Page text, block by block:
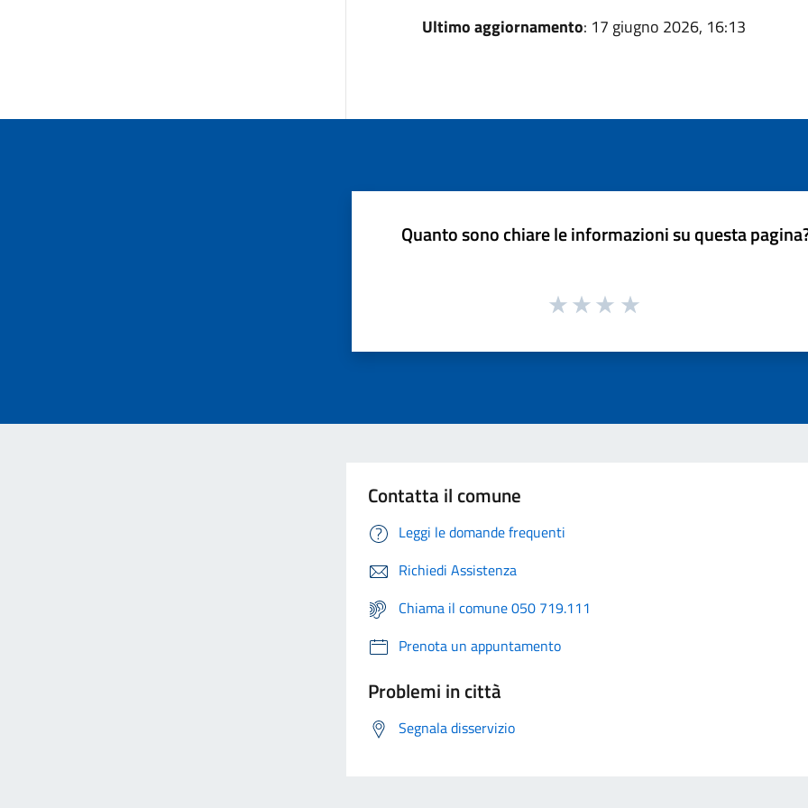
Ultimo aggiornamento: 17 giugno 2026, 16:13
Quanto sono chiare le informazioni su questa
Contatta il comune
Leggi le domande frequenti
Richiedi Assistenza
Chiama il comune 050 719.111
Prenota un appuntamento
Problemi in città
Segnala disservizio